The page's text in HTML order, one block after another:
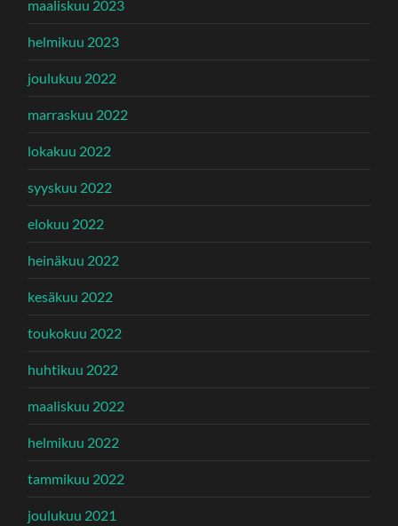
maaliskuu 2023
helmikuu 2023
joulukuu 2022
marraskuu 2022
lokakuu 2022
syyskuu 2022
elokuu 2022
heinäkuu 2022
kesäkuu 2022
toukokuu 2022
huhtikuu 2022
maaliskuu 2022
helmikuu 2022
tammikuu 2022
joulukuu 2021